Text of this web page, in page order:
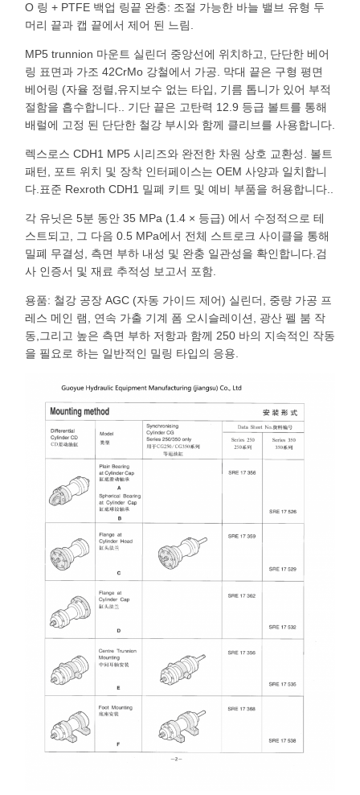
O 링 + PTFE 백업 링끝 완충: 조절 가능한 바늘 밸브 유형 두
머리 끝과 캡 끝에서 제어 된 느림.
MP5 trunnion 마운트 실린더 중앙선에 위치하고, 단단한 베어
링 표면과 가조 42CrMo 강철에서 가공. 막대 끝은 구형 평면
베어링 (자율 정렬,유지보수 없는 타입, 기름 톱니가 있어 부적
절함을 흡수합니다.. 기단 끝은 고탄력 12.9 등급 볼트를 통해
배럴에 고정 된 단단한 철강 부시와 함께 클리브를 사용합니다.
렉스로스 CDH1 MP5 시리즈와 완전한 차원 상호 교환성. 볼트
패턴, 포트 위치 및 장착 인터페이스는 OEM 사양과 일치합니
다.표준 Rexroth CDH1 밀폐 키트 및 예비 부품을 허용합니다..
각 유닛은 5분 동안 35 MPa (1.4 × 등급) 에서 수정적으로 테
스트되고, 그 다음 0.5 MPa에서 전체 스트로크 사이클을 통해
밀폐 무결성, 측면 부하 내성 및 완충 일관성을 확인합니다.검
사 인증서 및 재료 추적성 보고서 포함.
용품: 철강 공장 AGC (자동 가이드 제어) 실린더, 중량 가공 프
레스 메인 램, 연속 가출 기계 폼 오시슬레이션, 광산 펠 붐 작
동,그리고 높은 측면 부하 저항과 함께 250 바의 지속적인 작동
을 필요로 하는 일반적인 밀링 타입의 응용.